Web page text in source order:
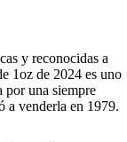
y reconocidas a
1oz de 2024 es uno
por una siempre
a venderla en 1979.